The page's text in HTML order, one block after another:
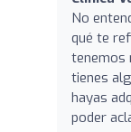
No
qué te
tenemos
tienes
hayas
poder